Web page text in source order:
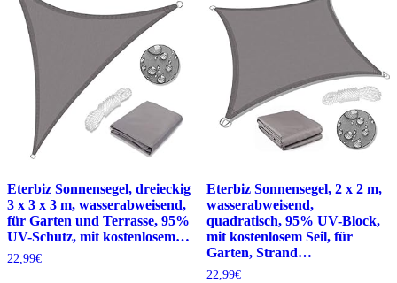
Eterbiz Sonnensegel, dreieckig
3 x 3 x 3 m, wasserabweisend,
für Garten und Terrasse, 95%
UV-Schutz, mit kostenlosem…
22,99€
Eterbiz Sonnensegel, 2 x 2 m,
wasserabweisend,
quadratisch, 95% UV-Block,
mit kostenlosem Seil, für
Garten, Strand…
22,99€